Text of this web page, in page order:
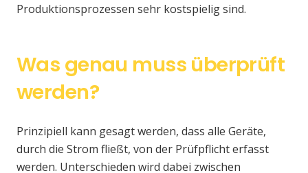
Produktionsprozessen sehr kostspielig sind.
Was genau muss überprüft
werden?
Prinzipiell kann gesagt werden, dass alle Geräte,
durch die Strom fließt, von der Prüfpflicht erfasst
werden. Unterschieden wird dabei zwischen